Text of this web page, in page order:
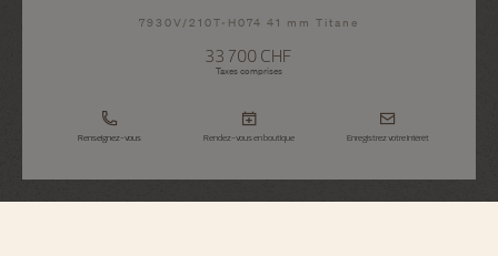
7930V/210T-H074 41 mm Titane
33 700 CHF
Taxes comprises
Renseignez-vous Rendez-vous en boutique Enregistrez votre intérêt